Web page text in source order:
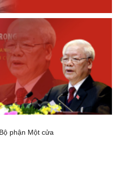
phận Một cửa